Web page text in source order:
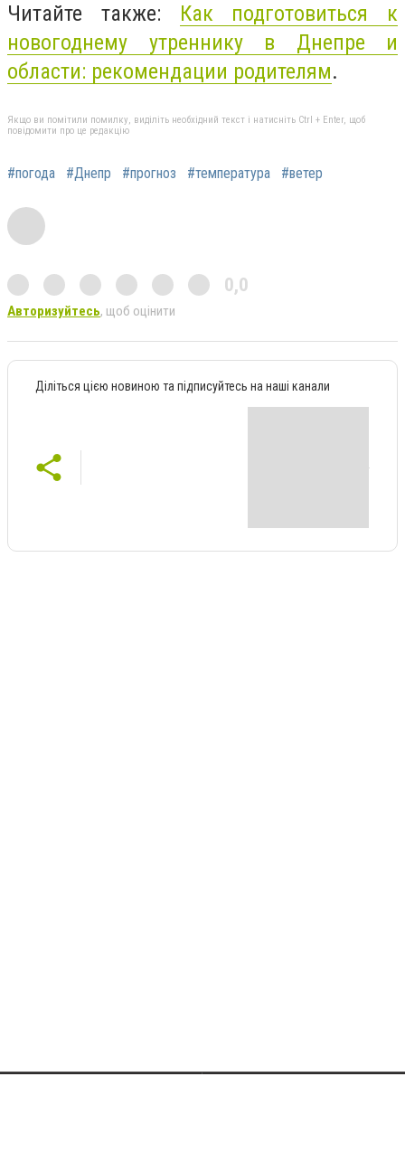
Читайте также: Как подготовиться к
новогоднему утреннику в Днепре и
области: рекомендации родителям.
Якщо ви помітили помилку, виділіть необхідний текст і натисніть Ctrl + Enter, щоб
повідомити про це редакцію
#погода #Днепр #прогноз #температура #ветер
0,0
Авторизуйтесь, щоб оцінити
Діліться цією новиною та підписуйтесь на наші канали